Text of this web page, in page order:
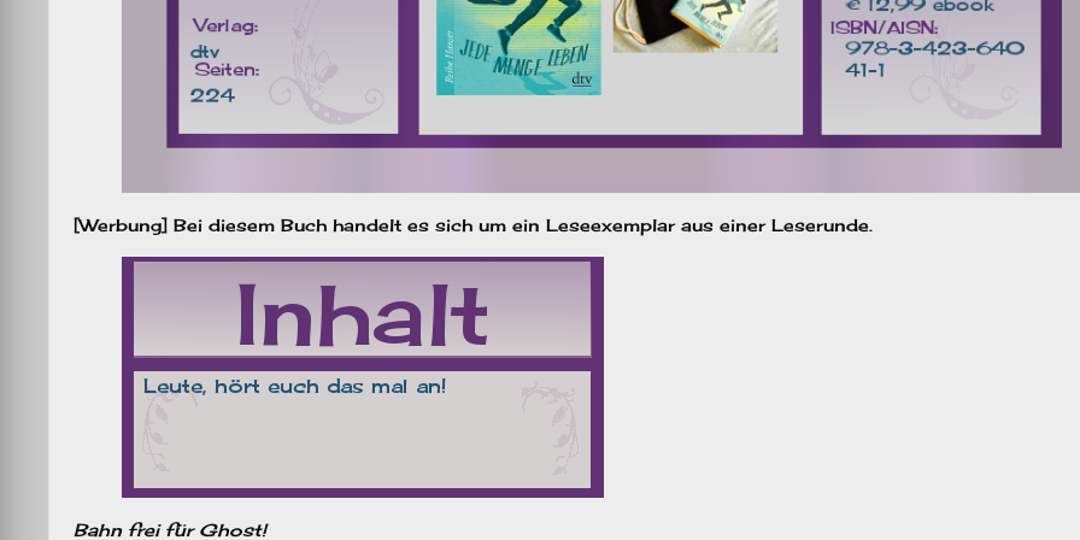
[Werbung] Bei diesem Buch handelt es sich um ein Leseexemplar aus einer Leserunde.
Bahn frei für Ghost!